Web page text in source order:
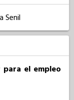
Senil
el empleo